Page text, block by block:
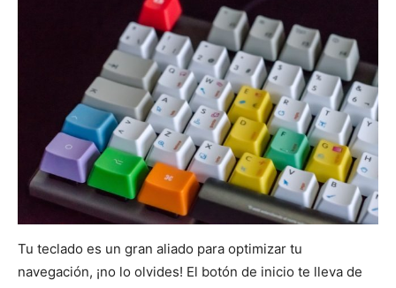
Tu teclado es un gran aliado para optimizar tu
navegación, ¡no lo olvides! El botón de inicio te lleva de